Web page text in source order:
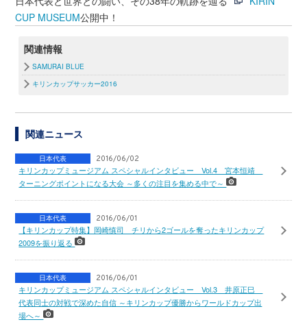
CUP MUSEUM公開中！
関連情報
SAMURAI BLUE
キリンカップサッカー2016
関連ニュース
日本代表 2016/06/02
キリンカップミュージアム スペシャルインタビュー Vol.4 宮本恒靖
ターニングポイントになる大会 ～多くの注目を集める中で～
日本代表 2016/06/01
【キリンカップ特集】岡崎慎司 チリから2ゴールを奪ったキリンカップ
2009を振り返る
日本代表 2016/06/01
キリンカップミュージアム スペシャルインタビュー Vol.3 井原正巳
代表同士の対戦で深めた自信 ～キリンカップ優勝からワールドカップ出
場へ～